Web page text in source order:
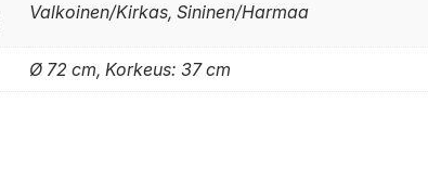
Valkoinen/Kirkas, Sininen/Harmaa
Ø 72 cm, Korkeus: 37 cm